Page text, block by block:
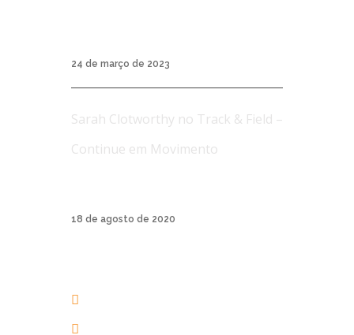
24 de março de 2023
Sarah Clotworthy no Track & Field –
Continue em Movimento
18 de agosto de 2020